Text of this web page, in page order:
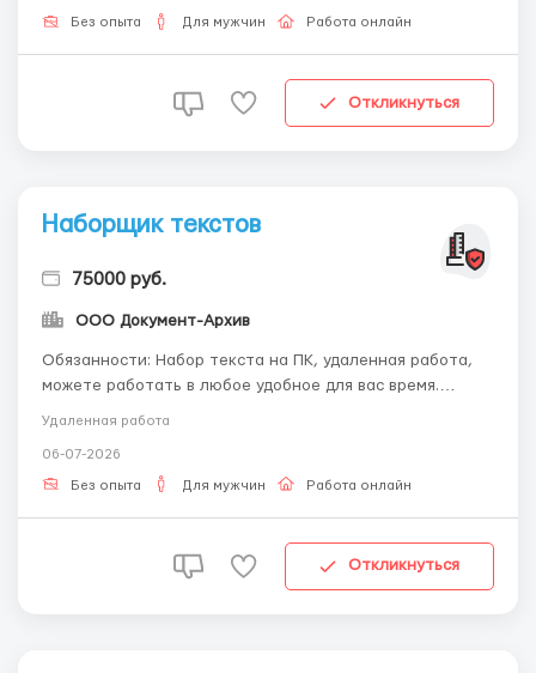
зарплата сдельная, можно работать удаленно или по
Без опыта Для мужчин Работа онлайн
Откликнуться
Наборщик текстов
75000 руб.
ООО Документ-Архив
Обязанности: Набор текста на ПК, удаленная работа,
можете работать в любое удобное для вас время.
Обучим, предоставим все необходимое. За
workdoctext@gmail.com Требования: Внимательность,
аккуратность. Наличие ПК и доступа в интернет. Каких-
Удаленная работа
06-07-2026
Без опыта Для мужчин Работа онлайн
Откликнуться